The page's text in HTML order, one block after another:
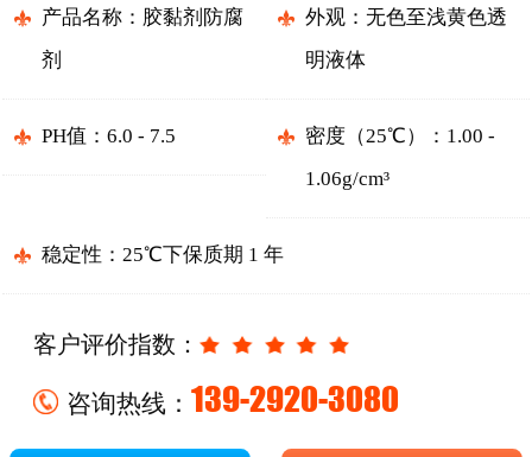
产品名称：胶黏剂防腐
剂
外观：无色至浅黄色透
明液体
PH值：6.0 - 7.5
密度（25℃）：1.00 -
1.06g/cm³
稳定性：25℃下保质期 1 年
客户评价指数：
咨询热线： 139-2920-3080